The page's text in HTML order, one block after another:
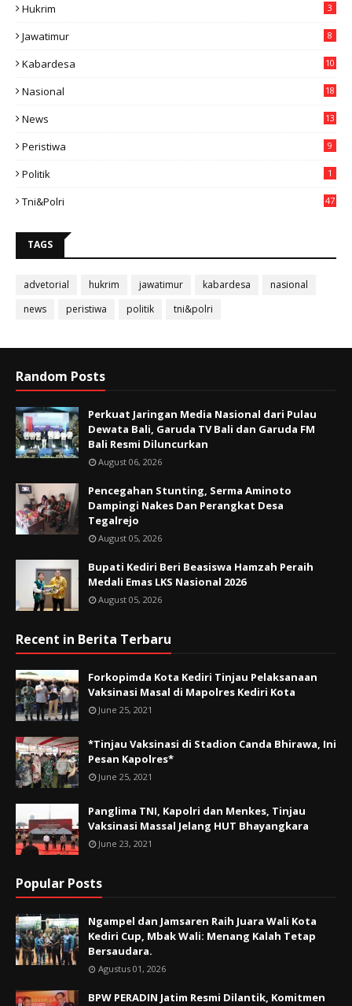
Hukrim 3
Jawatimur 8
Kabardesa
10
Nasional
18
News
13
Peristiwa 9
Politik 1
Tni&polri 47
TAGS
advetorial hukrim jawatimur kabardesa
nasional
news
peristiwa politik tni&polri
Random Posts
Perkuat Jaringan Media Nasional dari Pulau
Dewata Bali, Garuda TV Bali dan Garuda FM
Bali Resmi Diluncurkan
August 06, 2026
Pencegahan Stunting, Serma Aminoto
Dampingi Nakes Dan Perangkat Desa
Tegalrejo
August 05, 2026
Bupati Kediri Beri Beasiswa Hamzah Peraih
Medali Emas LKS Nasional 2026
August 05, 2026
Recent in Berita Terbaru
Forkopimda Kota Kediri Tinjau Pelaksanaan
Vaksinasi Masal di Mapolres Kediri Kota
June 25, 2021
*Tinjau Vaksinasi di Stadion Canda Bhirawa, Ini
Pesan Kapolres*
June 25, 2021
Panglima TNI, Kapolri dan Menkes, Tinjau
Vaksinasi Massal Jelang HUT Bhayangkara
June 23, 2021
Popular Posts
Ngampel dan Jamsaren Raih Juara Wali Kota
Kediri Cup, Mbak Wali: Menang Kalah Tetap
Bersaudara.
Agustus 01, 2026
BPW PERADIN Jatim Resmi Dilantik, Komitmen